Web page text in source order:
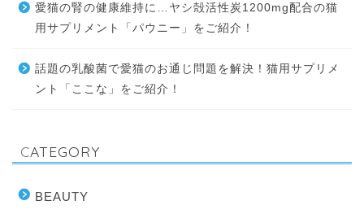
愛猫の腎の健康維持に…ヤシ殻活性炭1200mg配合の猫
用サプリメント「パウニー」をご紹介！
話題の乳酸菌で愛猫のお通じ問題を解決！猫用サプリメ
ント「ここな」をご紹介！
CATEGORY
BEAUTY